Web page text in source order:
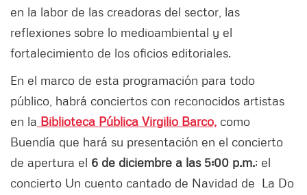
en la labor de las creadoras del sector, las
reflexiones sobre lo medioambiental y el
fortalecimiento de los oficios editoriales.
En el marco de esta programación para todo
público, habrá conciertos con reconocidos artistas
en la Biblioteca Pública Virgilio Barco, como
Buendía que hará su presentación en el concierto
de apertura el 6 de diciembre a las 5:00 p.m.; el
concierto Un cuento cantado de Navidad de La Do